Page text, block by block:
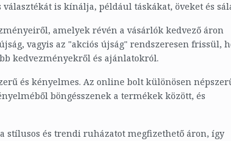
is kínálja, például táskákat, öveket és
amelyek révén a vásárlók kedvező áron
vagyis az "akciós újság" rendszeresen frissül,
kedvezményekről és ajánlatokról.
és kényelmes. Az online bolt különösen
böngésszenek a termékek között, és
stílusos és trendi ruházatot megfizethető áron, így